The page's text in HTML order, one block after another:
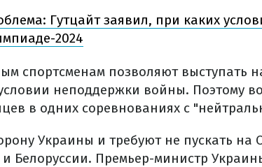
Гутцайт заявил, при каких
2024
спортсменам позволяют выступать
неподдержки войны. Поэтому
в одних соревнованиях с
Украины и требуют не пускать на
Белоруссии. Премьер-министр